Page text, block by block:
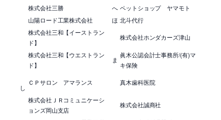
株式会社三勝 へ ペットショップ ヤマモト
山陽ロード工業株式会社
ほ 北斗代行
株式会社三和【イーストラン
ド】
株式会社ホンダカーズ津山
株式会社三和【ウエストラン
ド】
ま
眞木公認会計士事務所/(有)マ
キ保険
し
ＣＰサロン アマランス 真木歯科医院
株式会社ＪＲコミュニケーシ
ョンズ岡山支店
株式会社誠商社